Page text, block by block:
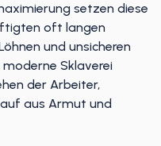
setzen diese
oft langen
und unsicheren
Sklaverei
der Arbeiter,
aus Armut und